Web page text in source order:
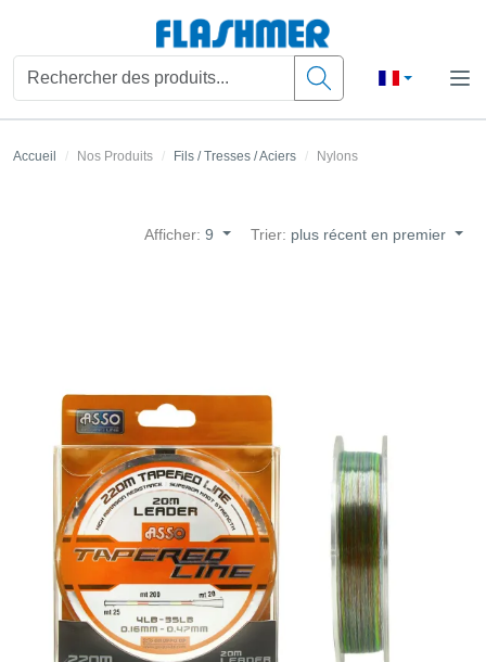
Accueil Nos Produits Fils / Tresses / Aciers Nylons
Afficher:9 Trier: plus récent en premier